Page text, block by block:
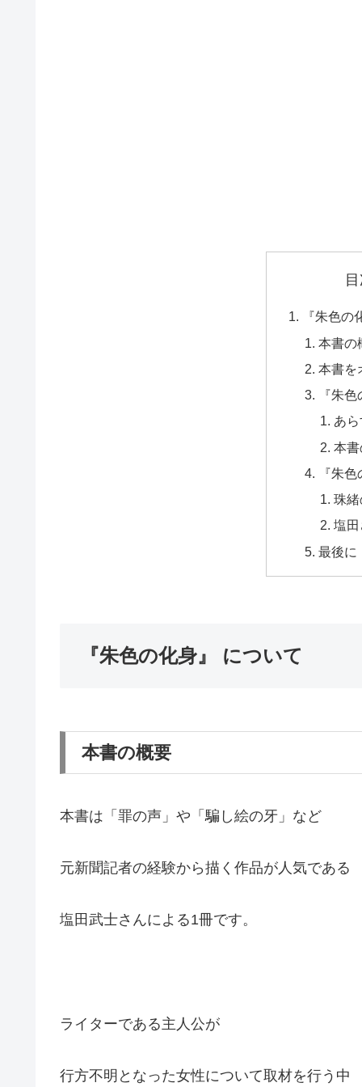
『朱色
本書の
本書を
『朱
あ
本
『朱
珠
塩
最後に
『朱色の化身』 について
本書の概要
本書は「罪の声」や「騙し絵の牙」など
元新聞記者の経験から描く作品が人気である
塩田武士さんによる1冊です。
ライターである主人公が
行方不明となった女性について取材を行う中